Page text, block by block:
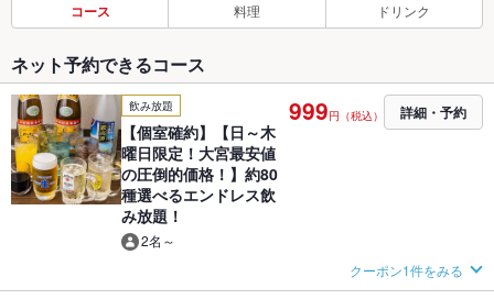
コース 料理 ドリンク
ネット予約できるコース
飲み放題
【個室確約】【日～木
曜日限定！大宮最安値
の圧倒的価格！】約80
種選べるエンドレス飲
み放題！
2名～
999円（税込） 詳細・予約
クーポン1件をみる